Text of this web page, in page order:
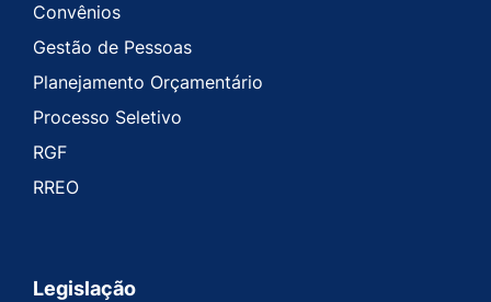
Convênios
Gestão de Pessoas
Planejamento Orçamentário
Processo Seletivo
RGF
RREO
Legislação